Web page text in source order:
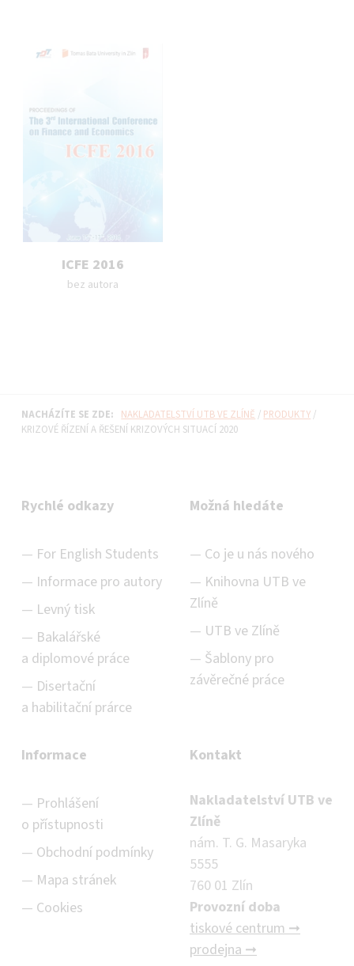
ICFE 2016
Autor publikace:
bez autora
NACHÁZÍTE SE ZDE: NAKLADATELSTVÍ UTB VE ZLÍNĚ / PRODUKTY /
KRIZOVÉ ŘÍZENÍ A ŘEŠENÍ KRIZOVÝCH SITUACÍ 2020
Rychlé odkazy
For English Students
Informace pro autory
Levný tisk
Bakalářské
a diplomové práce
Disertační
a habilitační prárce
Možná hledáte
Co je u nás nového
Knihovna UTB ve
Zlíně
UTB ve Zlíně
Šablony pro
závěrečné práce
Informace
Prohlášení
o přístupnosti
Obchodní podmínky
Mapa stránek
Cookies
Kontakt
Nakladatelství UTB ve
Zlíně
nám. T. G. Masaryka
5555
760 01 Zlín
Provozní doba
tiskové centrum ➞
prodejna ➞